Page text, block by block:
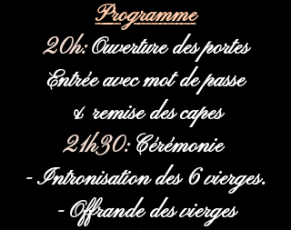
Programme
20h:Ouverture des portes
Entrée avec mot de passe
& remise des capes
21h30:Cérémonie
- Intronisation des 6 vierges.
- Offrande des vierges